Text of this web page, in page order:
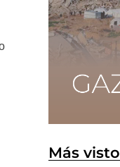
Más visto